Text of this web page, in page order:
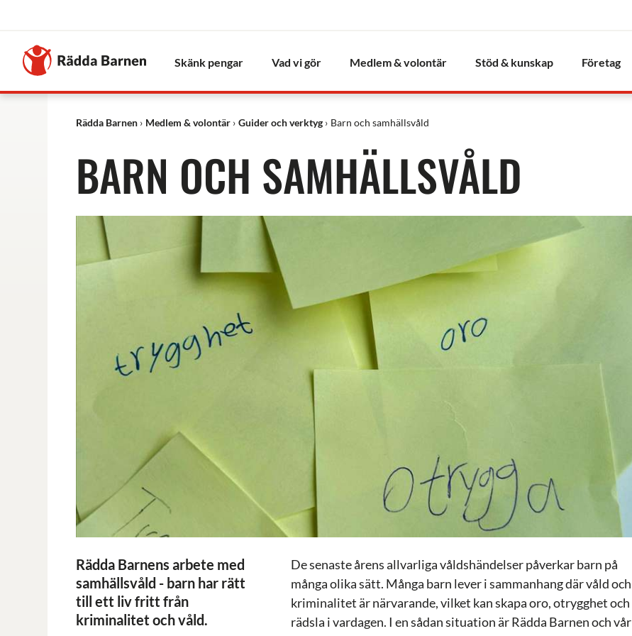
Till
Rädda
Barnens
startsida
Skänk pengar Vad vi gör Medlem & volontär Stöd & kunskap Företag
Rädda Barnen Medlem & volontär Guider och verktyg Barn och samhällsvåld
BARN OCH SAMHÄLLSVÅLD
Rädda Barnens arbete med
samhällsvåld - barn har rätt
till ett liv fritt från
kriminalitet och våld.
De senaste årens allvarliga våldshändelser påverkar barn på
många olika sätt. Många barn lever i sammanhang där våld och
kriminalitet är närvarande, vilket kan skapa oro, otrygghet och
rädsla i vardagen. I en sådan situation är Rädda Barnen och vår